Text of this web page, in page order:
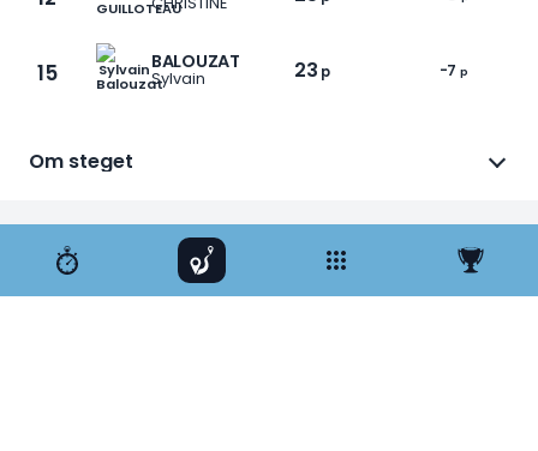
1 / 12
15 BALOUZAT
Sylvain 23 p -7 p
Om steget